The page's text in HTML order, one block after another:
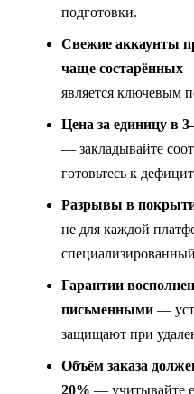
подготовки.
Свежие аккаунты
чаще состарённых
является ключевым
Цена за единицу в
— закладывайте
готовьтесь к
Разрывы в
не для каждой
Гарантии
письменными —
защищают при
Объём заказа
20% — учитывайте